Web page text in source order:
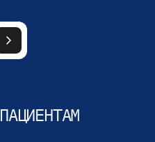
ПАЦИЕНТАМ